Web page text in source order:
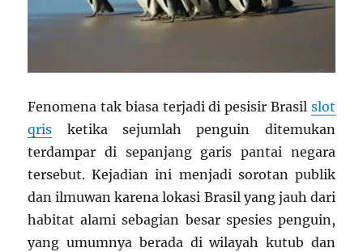
Fenomena tak biasa terjadi di pesisir Brasil slot
qris ketika sejumlah penguin ditemukan
terdampar di sepanjang garis pantai negara
tersebut. Kejadian ini menjadi sorotan publik
dan ilmuwan karena lokasi Brasil yang jauh dari
habitat alami sebagian besar spesies penguin,
yang umumnya berada di wilayah kutub dan